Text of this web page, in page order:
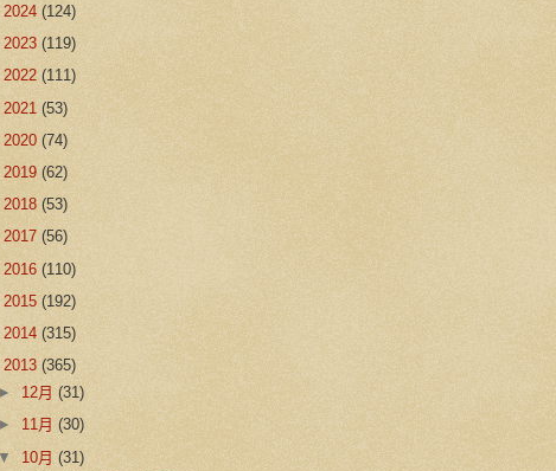
2024 (124)
2023 (119)
2022 (111)
2021 (53)
2020 (74)
2019 (62)
2018 (53)
2017 (56)
2016 (110)
2015 (192)
2014 (315)
2013 (365)
► 12月(31)
► 11月(30)
▼ 10月(31)